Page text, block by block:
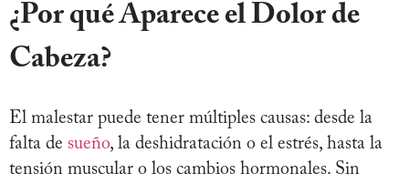
¿Por qué Aparece el Dolor de
Cabeza?
El malestar puede tener múltiples causas: desde la
falta de sueño, la deshidratación o el estrés, hasta la
tensión muscular o los cambios hormonales. Sin